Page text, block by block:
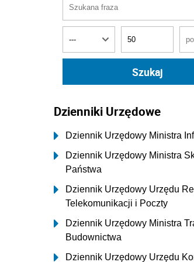
Dzienniki Urzędowe
Dziennik Urzędowy Ministra
Dziennik Urzędowy Ministra
Państwa
Dziennik Urzędowy Urzędu
Telekomunikacji i Poczty
Dziennik Urzędowy Ministra
Budownictwa
Dziennik Urzędowy Urzędu